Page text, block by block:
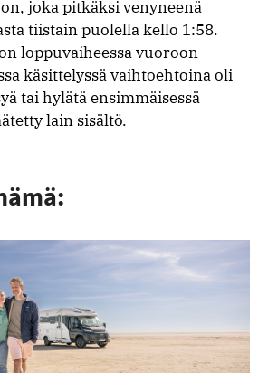
joka pitkäksi venyneenä
tiistain puolella kello 1:58.
loppuvaiheessa vuoroon
käsittelyssä vaihtoehtoina oli
tai hylätä ensimmäisessä
lain sisältö.